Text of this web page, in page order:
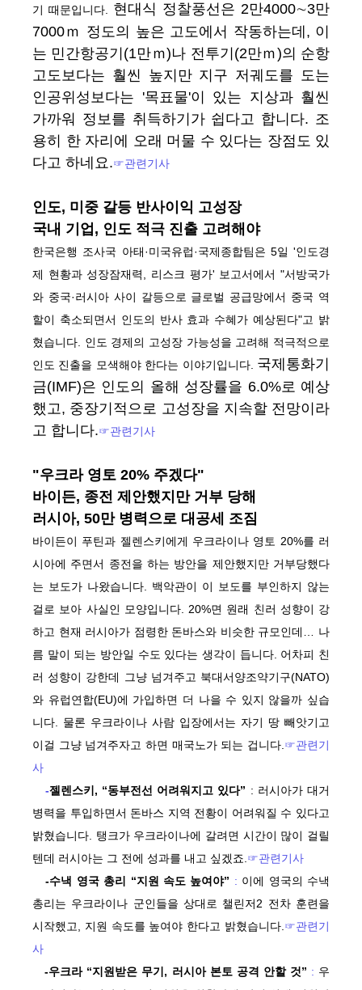
기 때문입니다. 현대식 정찰풍선은 2만4000∼3만
7000ｍ 정도의 높은 고도에서 작동하는데, 이
는 민간항공기(1만ｍ)나 전투기(2만ｍ)의 순항
고도보다는 훨씬 높지만 지구 저궤도를 도는
인공위성보다는 '목표물'이 있는 지상과 훨씬
가까워 정보를 취득하기가 쉽다고 합니다. 조
용히 한 자리에 오래 머물 수 있다는 장점도 있
다고 하네요.☞관련기사
인도, 미중 갈등 반사이익 고성장
국내 기업, 인도 적극 진출 고려해야
한국은행 조사국 아태·미국유럽·국제종합팀은 5일 '인도경
제 현황과 성장잠재력, 리스크 평가' 보고서에서 "서방국가
와 중국·러시아 사이 갈등으로 글로벌 공급망에서 중국 역
할이 축소되면서 인도의 반사 효과 수혜가 예상된다"고 밝
혔습니다. 인도 경제의 고성장 가능성을 고려해 적극적으로
인도 진출을 모색해야 한다는 이야기입니다. 국제통화기
금(IMF)은 인도의 올해 성장률을 6.0%로 예상
했고, 중장기적으로 고성장을 지속할 전망이라
고 합니다.☞관련기사
"우크라 영토 20% 주겠다"
바이든, 종전 제안했지만 거부 당해
러시아, 50만 병력으로 대공세 조짐
바이든이 푸틴과 젤렌스키에게 우크라이나 영토 20%를 러
시아에 주면서 종전을 하는 방안을 제안했지만 거부당했다
는 보도가 나왔습니다. 백악관이 이 보도를 부인하지 않는
걸로 보아 사실인 모양입니다. 20%면 원래 친러 성향이 강
하고 현재 러시아가 점령한 돈바스와 비슷한 규모인데… 나
름 말이 되는 방안일 수도 있다는 생각이 듭니다. 어차피 친
러 성향이 강한데 그냥 넘겨주고 북대서양조약기구(NATO)
와 유럽연합(EU)에 가입하면 더 나을 수 있지 않을까 싶습
니다. 물론 우크라이나 사람 입장에서는 자기 땅 빼앗기고
이걸 그냥 넘겨주자고 하면 매국노가 되는 겁니다. ☞관련기
사
-젤렌스키, “동부전선 어려워지고 있다” : 러시아가 대거
병력을 투입하면서 돈바스 지역 전황이 어려워질 수 있다고
밝혔습니다. 탱크가 우크라이나에 갈려면 시간이 많이 걸릴
텐데 러시아는 그 전에 성과를 내고 싶겠죠. ☞관련기사
-수낵 영국 총리 “지원 속도 높여야” : 이에 영국의 수낵
총리는 우크라이나 군인들을 상대로 챌린저2 전차 훈련을
시작했고, 지원 속도를 높여야 한다고 밝혔습니다. ☞관련기
사
-우크라 “지원받은 무기, 러시아 본토 공격 안할 것” : 우